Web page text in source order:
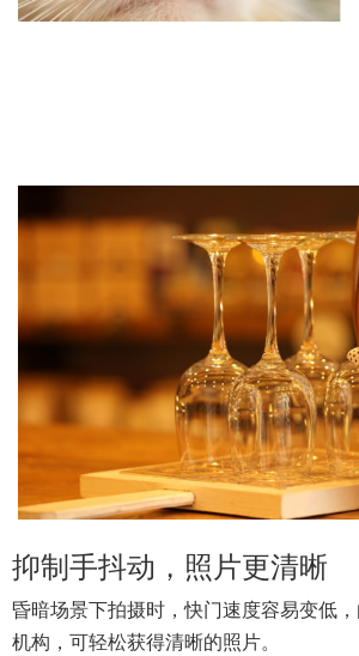
抑制手抖动，照片更清晰
昏暗场景下拍摄时，快门速度容易变低
机构，可轻松获得清晰的照片。